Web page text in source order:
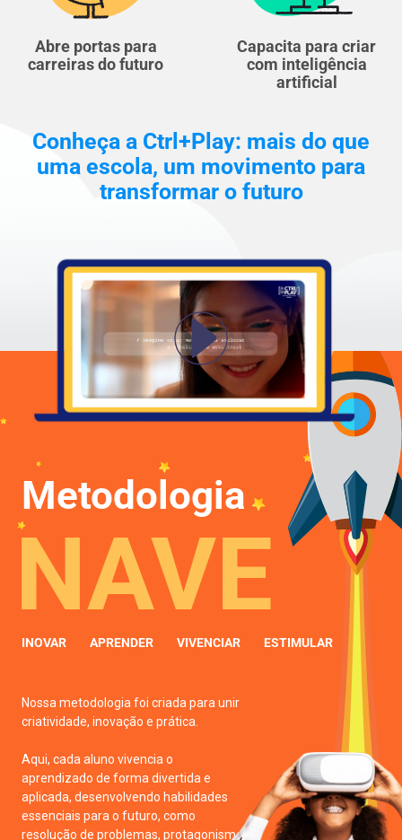
Abre portas para
carreiras do futuro
Capacita para criar
com inteligência
artificial
Conheça a Ctrl+Play: mais do que
uma escola, um movimento para
transformar o futuro
Metodologia
NAVE
INOVAR APRENDER VIVENCIAR ESTIMULAR
Nossa metodologia foi criada para unir
criatividade, inovação e prática.
Aqui, cada aluno vivencia o
aprendizado de forma divertida e
aplicada, desenvolvendo habilidades
essenciais para o futuro, como
resolução de problemas, protagonismo